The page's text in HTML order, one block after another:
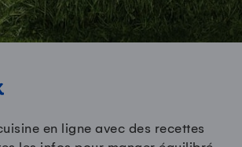
en ligne avec des recettes